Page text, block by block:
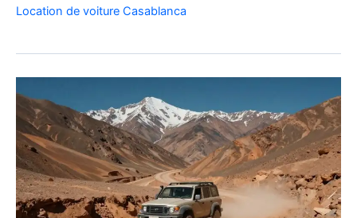
Rover
Casablanca
Location de voiture Casablanca